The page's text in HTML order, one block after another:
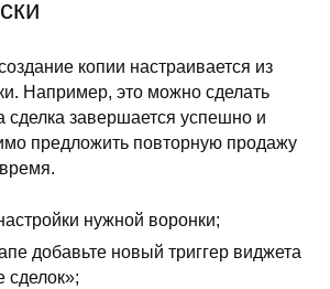
копии настраивается из
Например, это можно сделать
сделка завершается успешно и
предложить повторную продажу
нужной воронки;
добавьте новый триггер виджета
сделок»;